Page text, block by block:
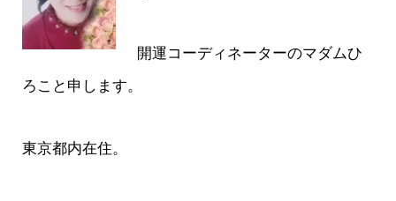
開運コーディネーターのマダムひ
ろこと申します。
東京都内在住。